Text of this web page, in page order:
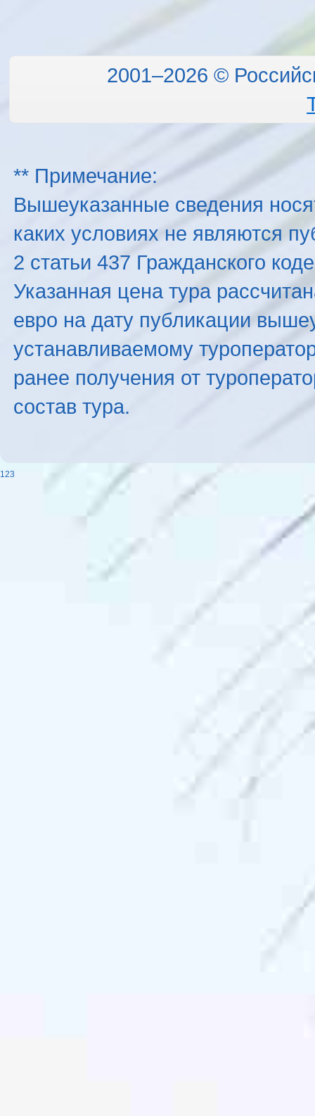
2001–2026 ©
** Примечание:
Вышеуказанные сведения
каких условиях не являются
2 статьи 437 Гражданского
Указанная цена тура
евро на дату публикации
устанавливаемому
ранее получения от
состав тура.
123